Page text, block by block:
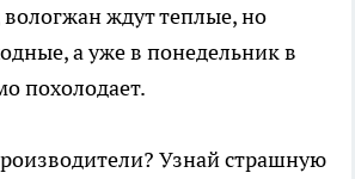
ждут теплые, но
а уже в понедельник в
похолодает.
Узнай страшную